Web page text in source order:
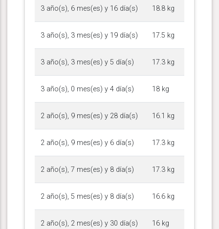
3 año(s), 6 mes(es) y 16 día(s) 18.8 kg
3 año(s), 3 mes(es) y 19 día(s) 17.5 kg
3 año(s), 3 mes(es) y 5 día(s) 17.3 kg
3 año(s), 0 mes(es) y 4 día(s) 18 kg
2 año(s), 9 mes(es) y 28 día(s) 16.1 kg
2 año(s), 9 mes(es) y 6 día(s) 17.3 kg
2 año(s), 7 mes(es) y 8 día(s) 17.3 kg
2 año(s), 5 mes(es) y 8 día(s) 16.6 kg
2 año(s), 2 mes(es) y 30 día(s) 16 kg